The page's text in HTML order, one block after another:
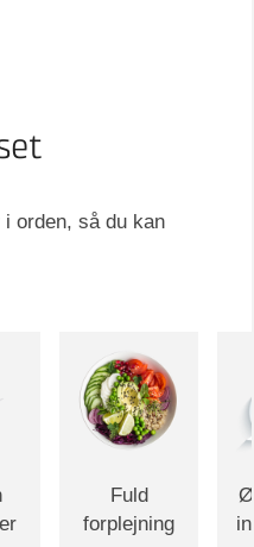
orden, så du kan
Fuld
forplejning